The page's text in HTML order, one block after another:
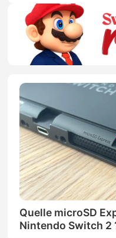
Quelle microSD
Nintendo Switch 2